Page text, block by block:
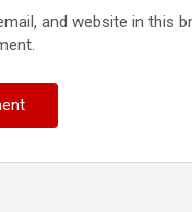
and website in this